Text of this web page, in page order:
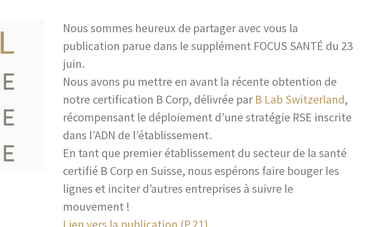
Nous sommes heureux de partager avec vous la
publication parue dans le supplément FOCUS SANTÉ du 23
juin.
Nous avons pu mettre en avant la récente obtention de
notre certification B Corp, délivrée parB Lab Switzerland,
récompensant le déploiement d’une stratégie RSE inscrite
dans l’ADN de l’établissement.
En tant que premier établissement du secteur de la santé
certifié B Corp en Suisse, nous espérons faire bouger les
lignes et inciter d’autres entreprises à suivre le
mouvement !